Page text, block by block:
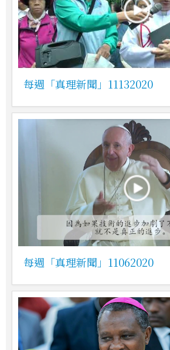
每週「真理新聞」11132020
每週「真理新聞」11062020